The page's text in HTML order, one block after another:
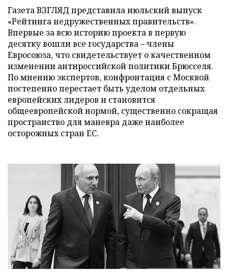
Газета ВЗГЛЯД представила июльский выпуск
«Рейтинга недружественных правительств».
Впервые за всю историю проекта в первую
десятку вошли все государства – члены
Евросоюза, что свидетельствует о качественном
изменении антироссийской политики Брюсселя.
По мнению экспертов, конфронтация с Москвой
постепенно перестает быть уделом отдельных
европейских лидеров и становится
общеевропейской нормой, существенно сокращая
пространство для маневра даже наиболее
осторожных стран ЕС.